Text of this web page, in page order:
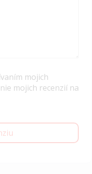
mojich
mojich recenzií na